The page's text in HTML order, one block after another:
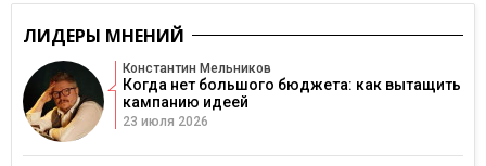
ЛИДЕРЫ МНЕНИЙ
Константин Мельников
Когда нет большого бюджета: как вытащить
кампанию идеей
23 июля 2026